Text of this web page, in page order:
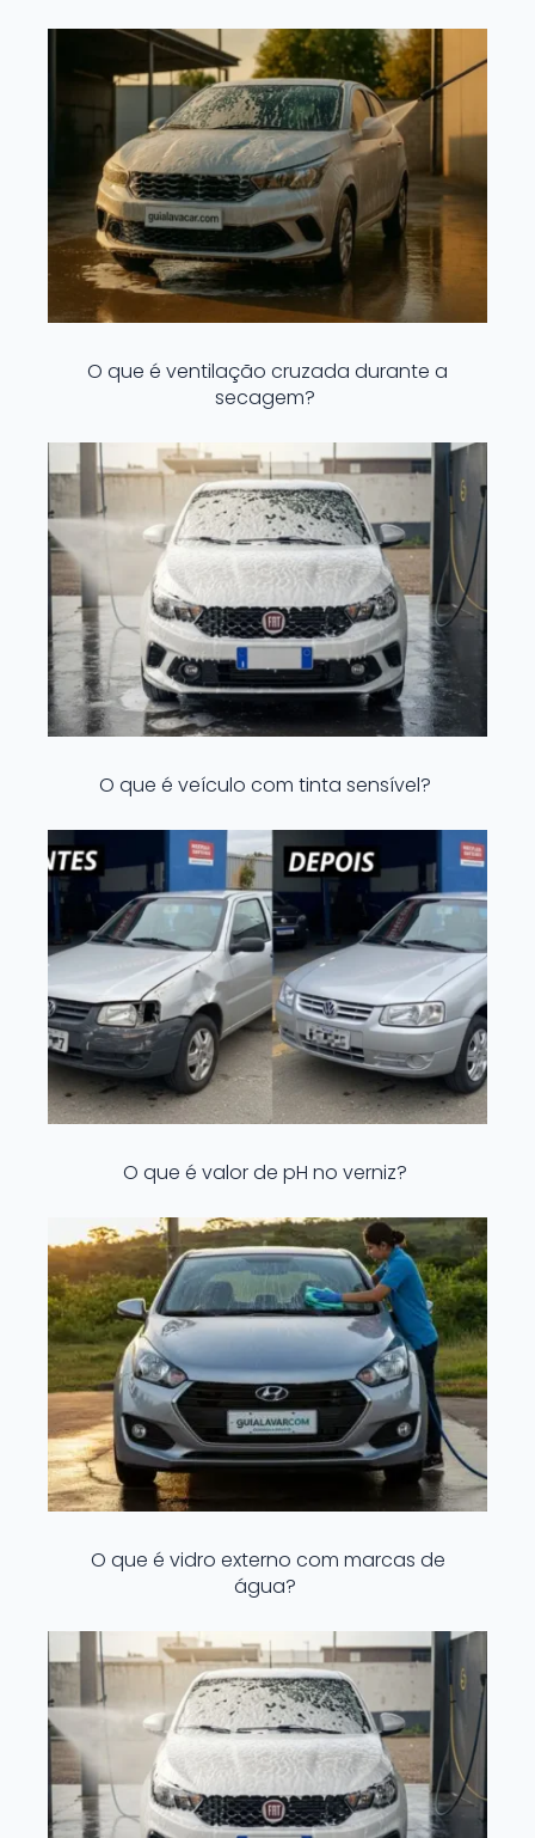
O que é ventilação cruzada durante a
secagem?
O que é veículo com tinta sensível?
O que é valor de pH no verniz?
O que é vidro externo com marcas de
água?